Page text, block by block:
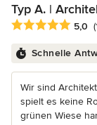
Typ A. |
5,0
Schnelle
Wir sind
spielt es keine
grünen Wiese